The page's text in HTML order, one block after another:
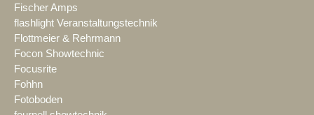
Fischer Amps
flashlight Veranstaltungstechnik
Flottmeier & Rehrmann
Focon Showtechnic
Focusrite
Fohhn
Fotoboden